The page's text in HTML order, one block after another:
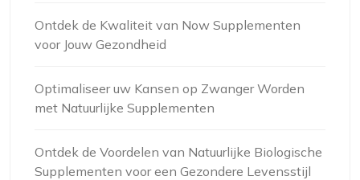
Ontdek de Kwaliteit van Now Supplementen
voor Jouw Gezondheid
Optimaliseer uw Kansen op Zwanger Worden
met Natuurlijke Supplementen
Ontdek de Voordelen van Natuurlijke Biologische
Supplementen voor een Gezondere Levensstijl